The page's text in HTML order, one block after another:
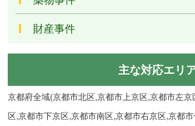
財産事件
主な対応エリ
京都府全域(京都市北区,京都市上京区,京都市左
区,京都市下京区,京都市南区,京都市右京区,京都